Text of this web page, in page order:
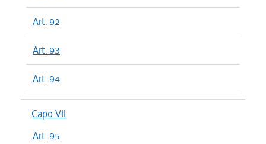
Art. 92
Art. 93
Art. 94
Capo VII
Art. 95